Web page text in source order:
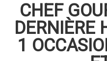
CHEF
DERNIÈRE
1